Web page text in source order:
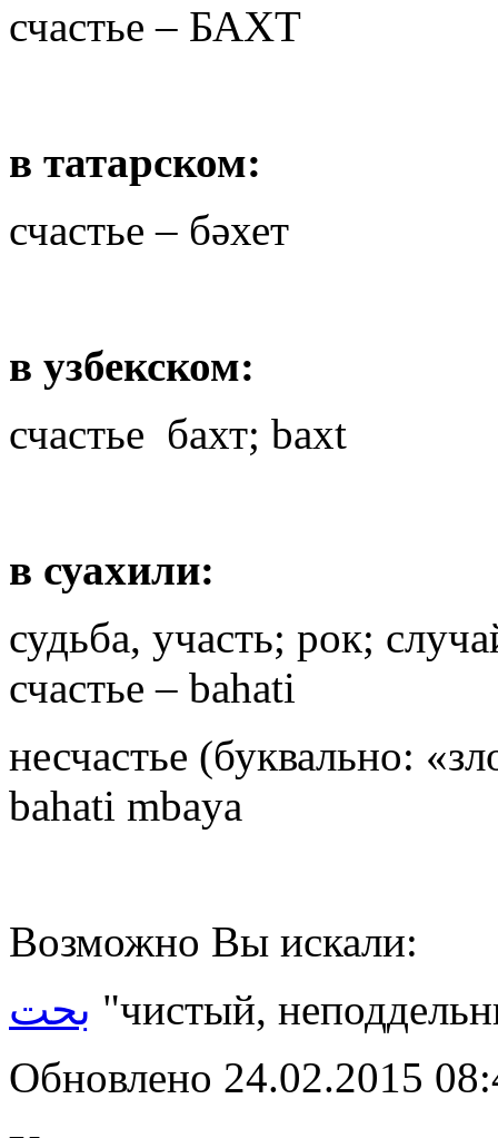
счастье – БАХТ
в татарском:
счастье – бәхет
в узбекском:
счастье бахт; baxt
в суахили:
судьба, участь; рок;
счастье – bahati
несчастье (буквально:
bahati mbaya
Возможно Вы искали:
بحت "чистый,
Обновлено 24.02.2015